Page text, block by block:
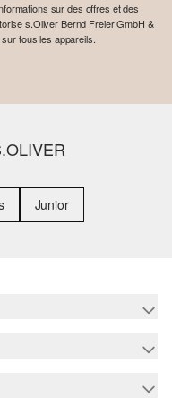
sur des offres et des
s.Oliver Bernd Freier GmbH &
tous les appareils.
Junior